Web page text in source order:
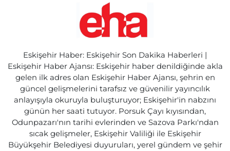
Eskişehir Haber: Eskişehir Son Dakika Haberleri |
Eskişehir Haber Ajansı: Eskişehir haber denildiğinde akla
gelen ilk adres olan Eskişehir Haber Ajansı, şehrin en
güncel gelişmelerini tarafsız ve güvenilir yayıncılık
anlayışıyla okuruyla buluşturuyor; Eskişehir'in nabzını
günün her saati tutuyor. Porsuk Çayı kıyısından,
Odunpazarı'nın tarihi evlerinden ve Sazova Parkı'ndan
sıcak gelişmeler, Eskişehir Valiliği ile Eskişehir
Büyükşehir Belediyesi duyuruları, yerel gündem ve şehir